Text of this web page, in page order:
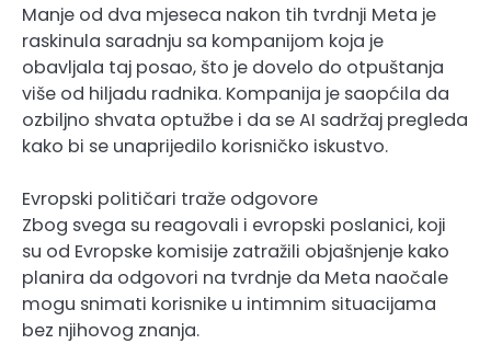
Manje od dva mjeseca nakon tih tvrdnji Meta je
raskinula saradnju sa kompanijom koja je
obavljala taj posao, što je dovelo do otpuštanja
više od hiljadu radnika. Kompanija je saopćila da
ozbiljno shvata optužbe i da se AI sadržaj pregleda
kako bi se unaprijedilo korisničko iskustvo.
Evropski političari traže odgovore
Zbog svega su reagovali i evropski poslanici, koji
su od Evropske komisije zatražili objašnjenje kako
planira da odgovori na tvrdnje da Meta naočale
mogu snimati korisnike u intimnim situacijama
bez njihovog znanja.